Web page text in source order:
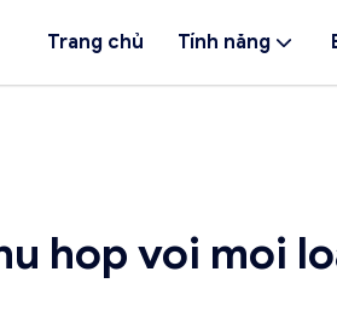
Trang chủ Tính năng
hop voi moi